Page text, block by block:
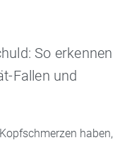
So erkennen
Fallen und
haben,